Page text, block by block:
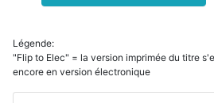
Légende:
"Flip to Elec" = la version imprimée du titre
encore en version électronique